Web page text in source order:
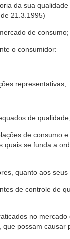
da sua
21.3.1995)
de consumo;
o consumidor:
representativas;
de
de consumo
se funda a
quanto aos
de controle de
no
possam causar